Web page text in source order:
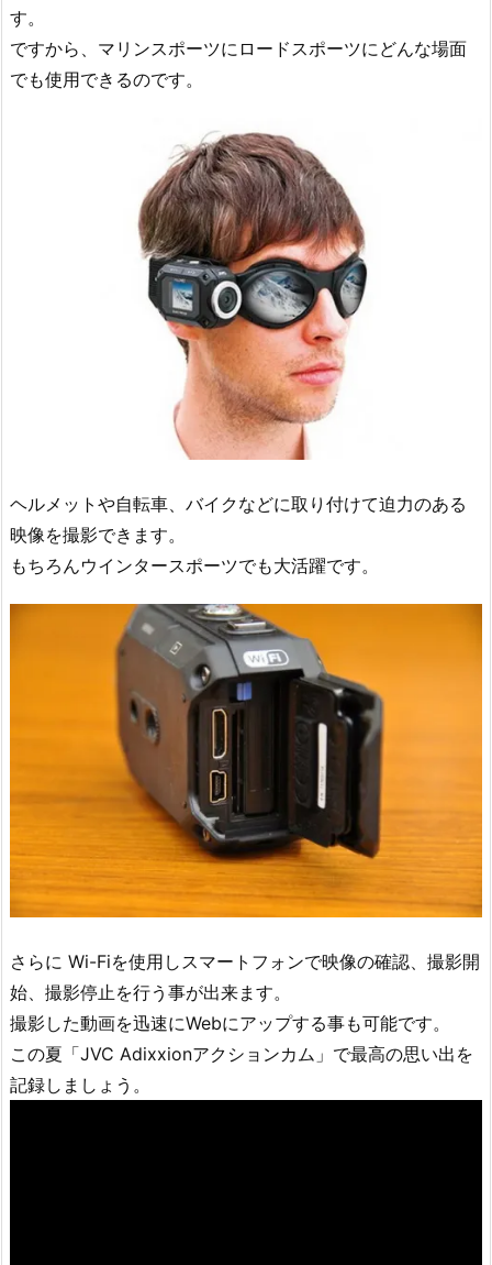
す。
ですから、マリンスポーツにロードスポーツにどんな場面
でも使用できるのです。
ヘルメットや自転車、バイクなどに取り付けて迫力のある
映像を撮影できます。
もちろんウインタースポーツでも大活躍です。
さらに Wi-Fiを使用しスマートフォンで映像の確認、撮影開
始、撮影停止を行う事が出来ます。
撮影した動画を迅速にWebにアップする事も可能です。
この夏「JVC Adixxionアクションカム」で最高の思い出を
記録しましょう。